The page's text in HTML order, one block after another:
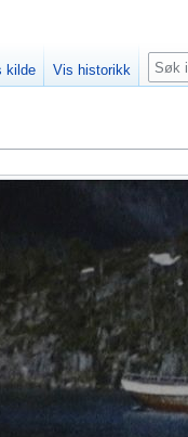
kilde Vis historikk Søk